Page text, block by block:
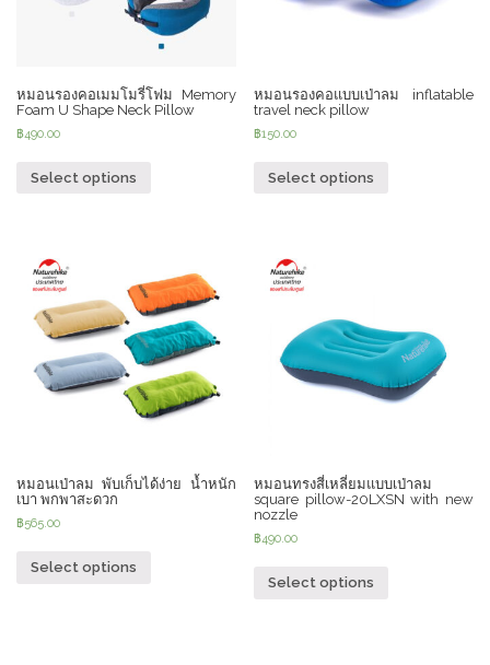
หมอนรองคอเมมโมรี่โฟม Memory
Foam U Shape Neck Pillow
฿490.00
Select options
หมอนรองคอแบบเป่าลม inflatable
travel neck pillow
฿150.00
Select options
หมอนเป่าลม พับเก็บได้ง่าย น้ำหนัก
เบา พกพาสะดวก
฿565.00
Select options
หมอนทรงสี่เหลี่ยมแบบเป่าลม
square pillow-20LXSN with new
nozzle
฿490.00
Select options